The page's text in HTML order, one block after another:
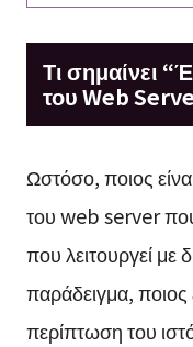
Τι σημαίνει
του Web
Ωστόσο, ποιος
του web server που
που λειτουργεί με
παράδειγμα, ποιος
περίπτωση του